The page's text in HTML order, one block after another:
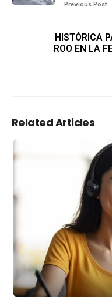
Previous Post
HISTÓRICA
ROO EN LA
Related Articles